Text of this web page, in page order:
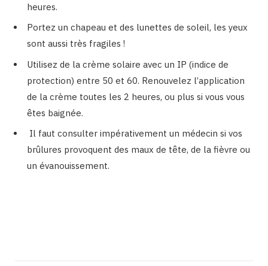
heures.
Portez un chapeau et des lunettes de soleil, les yeux
sont aussi très fragiles !
Utilisez de la crème solaire avec un IP (indice de
protection) entre 50 et 60. Renouvelez l’application
de la crème toutes les 2 heures, ou plus si vous vous
êtes baignée.
Il faut consulter impérativement un médecin si vos
brûlures provoquent des maux de tête, de la fièvre ou
un évanouissement.